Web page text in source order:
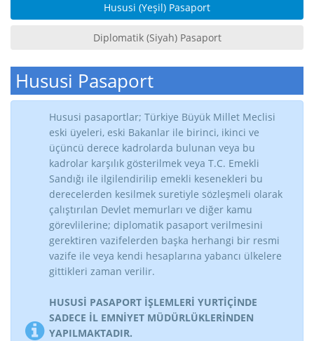
Hususi (Yeşil) Pasaport
Diplomatik (Siyah) Pasaport
Hususi Pasaport
Hususi pasaportlar; Türkiye Büyük Millet Meclisi
eski üyeleri, eski Bakanlar ile birinci, ikinci ve
üçüncü derece kadrolarda bulunan veya bu
kadrolar karşılık gösterilmek veya T.C. Emekli
Sandığı ile ilgilendirilip emekli kesenekleri bu
derecelerden kesilmek suretiyle sözleşmeli olarak
çalıştırılan Devlet memurları ve diğer kamu
görevlilerine; diplomatik pasaport verilmesini
gerektiren vazifelerden başka herhangi bir resmi
vazife ile veya kendi hesaplarına yabancı ülkelere
gittikleri zaman verilir.
HUSUSİ PASAPORT İŞLEMLERİ YURTİÇİNDE
SADECE İL EMNİYET MÜDÜRLÜKLERİNDEN
YAPILMAKTADIR.